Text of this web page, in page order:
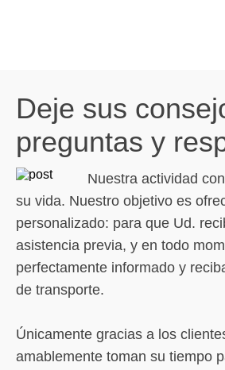
Deje sus
preguntas y
Nuestra actividad
su vida. Nuestro objetivo es
personalizado: para que Ud.
asistencia previa, y en todo
perfectamente informado y
de transporte.
Únicamente gracias a los
amablemente toman su tiempo